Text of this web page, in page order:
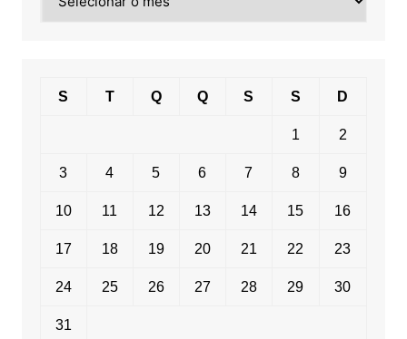
por
S T Q Q S S D
1 2
3 4 5 6 7 8 9
10 11 12 13 14 15 16
17 18 19 20 21 22 23
24 25 26 27 28 29 30
31